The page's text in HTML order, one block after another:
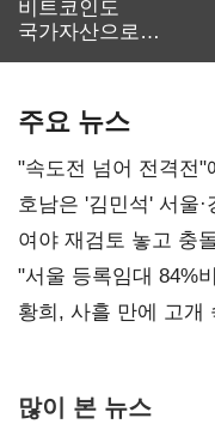
비트코인도
국가자산으로…'
주요 뉴스
"속도전 넘어 전격전
52시간까지 '뇌관'
호남은 '김민석' 서울
'안갯속'
여야 재검토 놓고 충
오차 당연"
"서울 등록임대 84%
달리해야"
황희, 사흘 만에 고
많이 본 뉴스